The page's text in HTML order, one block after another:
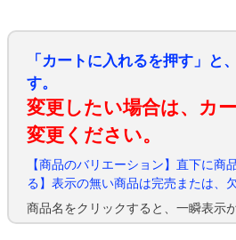
「カートに入れるを押す」と
す。
変更したい場合は、カ
変更ください。
【商品のバリエーション】直下に商
る】表示の無い商品は完売または、
商品名をクリックすると、一瞬表示